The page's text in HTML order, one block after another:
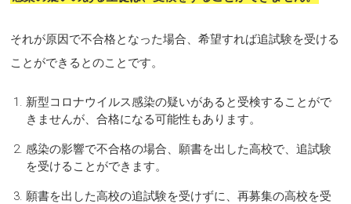
それが原因で不合格となった場合、希望すれば追試験を受ける
ことができるとのことです。
新型コロナウイルス感染の疑いがあると受検することがで
きませんが、合格になる可能性もあります。
感染の影響で不合格の場合、願書を出した高校で、追試験
を受けることができます。
願書を出した高校の追試験を受けずに、再募集の高校を受